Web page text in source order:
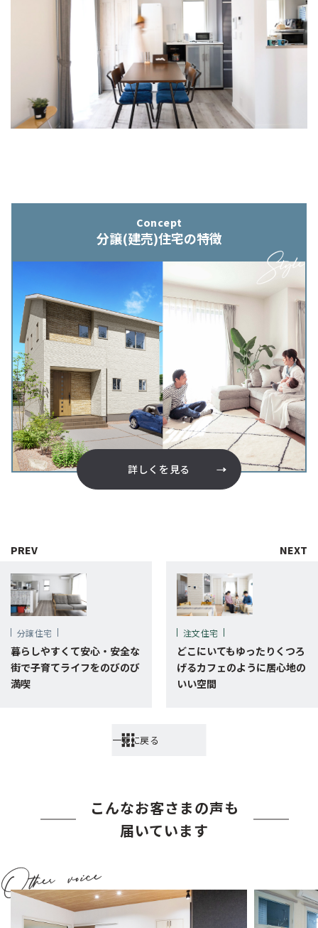
Concept
分譲(建売)住宅の特徴
詳しくを見る
分譲住宅
暮らしやすくて安心・安全な
街で子育てライフをのびのび
満喫
一覧に戻る
注文住宅
どこにいてもゆったりくつろ
げるカフェのように居心地の
いい空間
こんなお客さまの声も
届いています